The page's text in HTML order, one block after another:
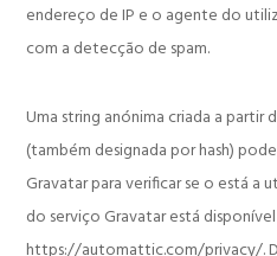
endereço de IP e o agente do
com a detecção de spam.
Uma string anónima criada a partir
(também designada por hash)
Gravatar para verificar se o está a
do serviço Gravatar está